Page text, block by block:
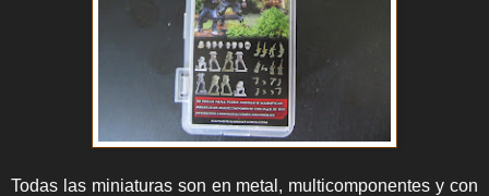
Todas las miniaturas son en metal, multicomponentes y con